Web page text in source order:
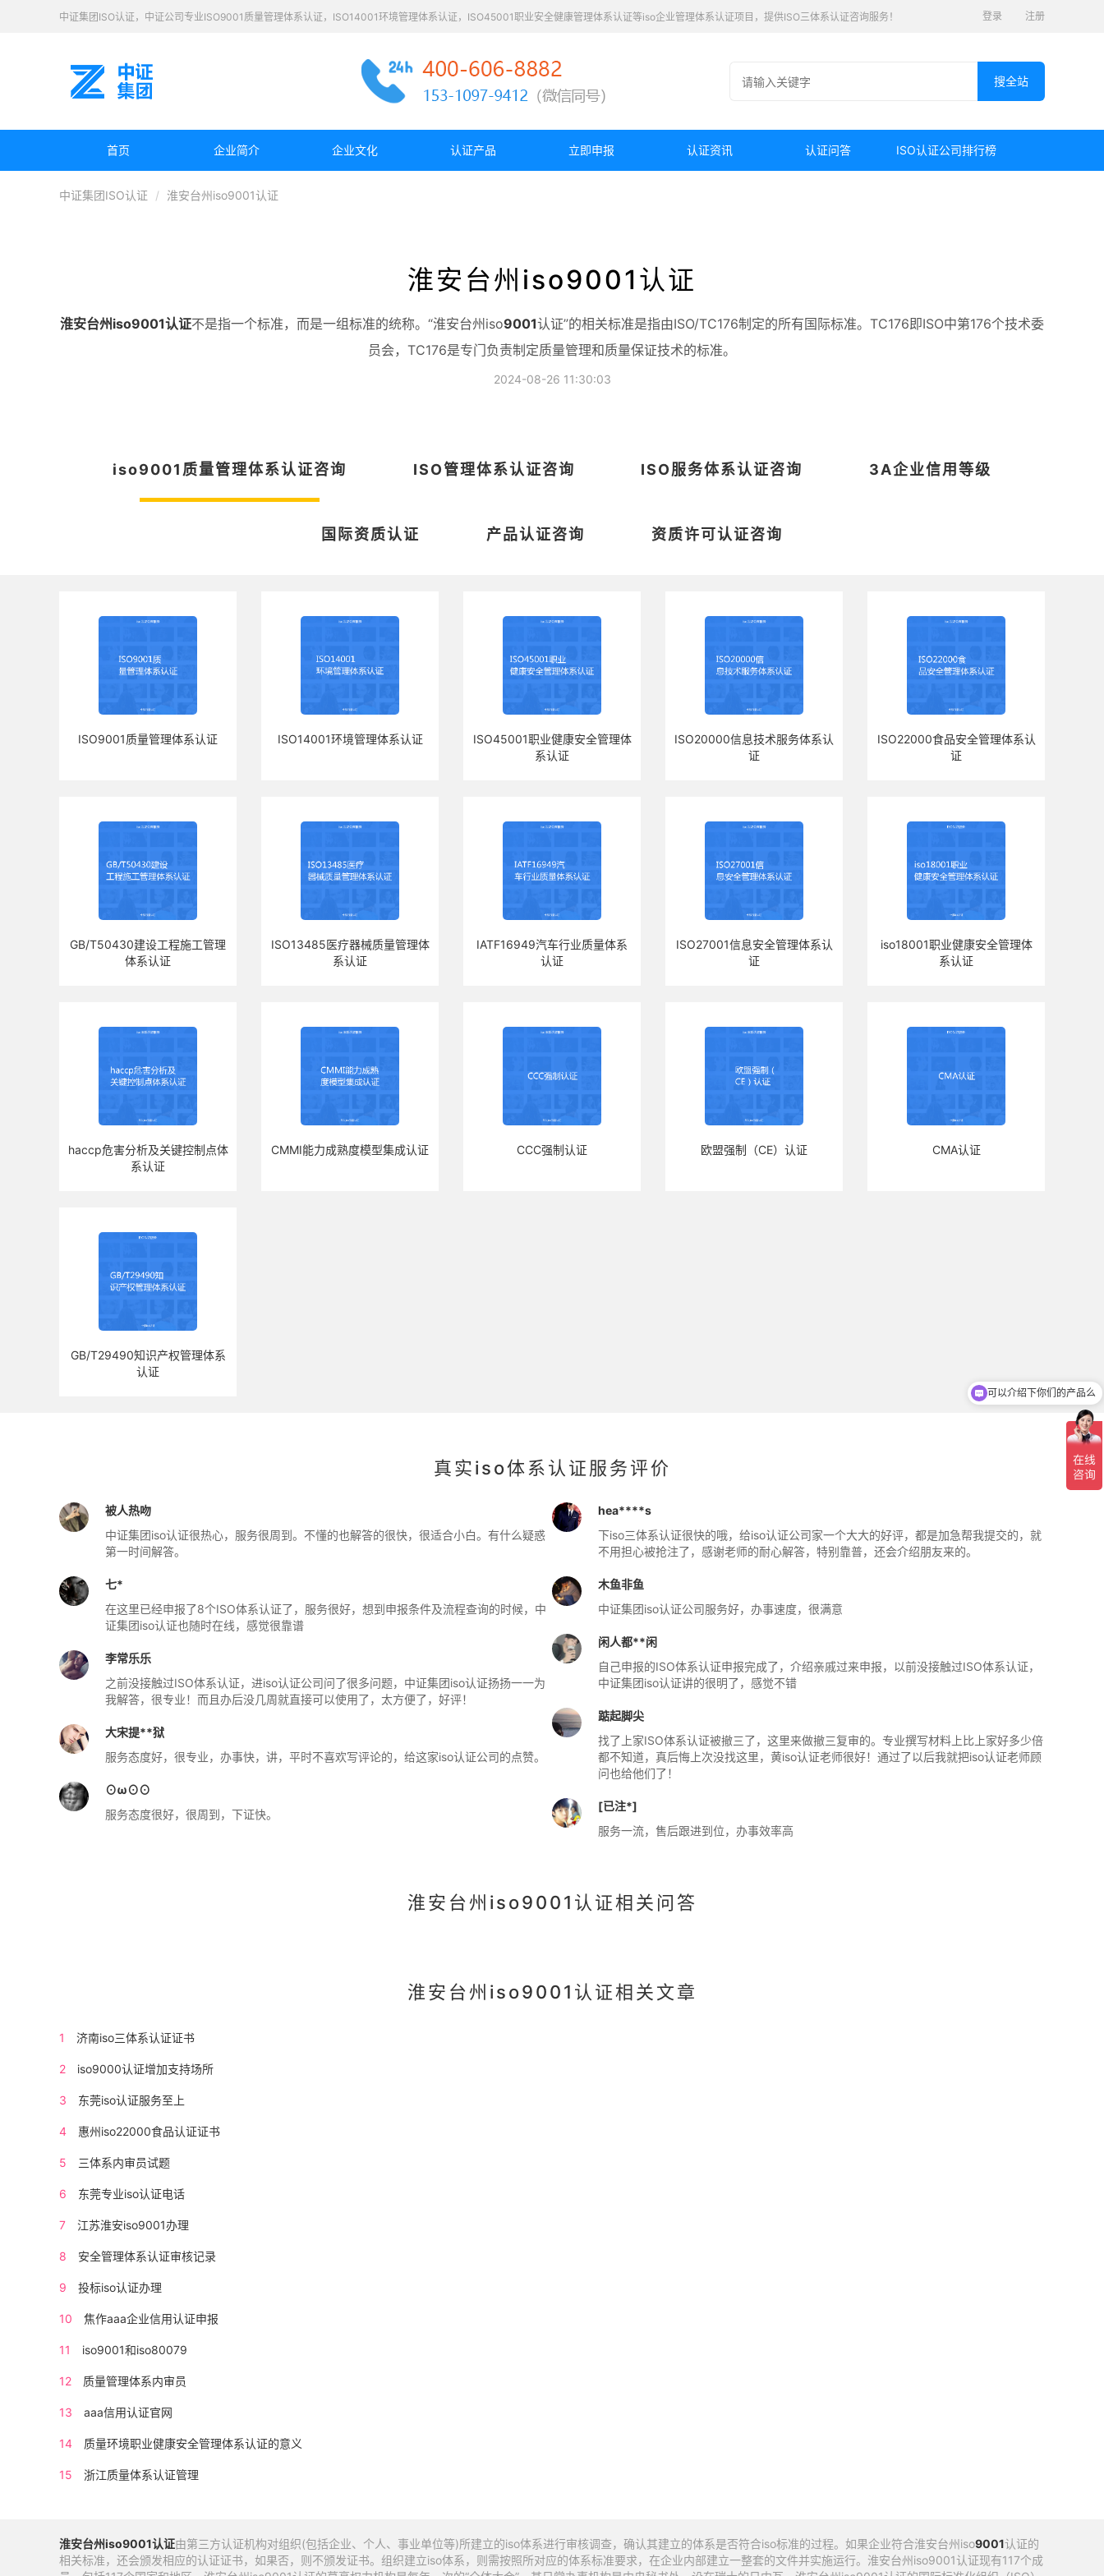
中证集团ISO认证，中证公司专业ISO9001质量管理体系认证，ISO14001环境管理体系认证，ISO45001职业安全健康管理体系认证等iso企业管理体系认证项目，提供ISO三体系认证咨询服务！ 登录 注册
首页 企业简介 企业文化 认证产品 立即申报 认证资讯 认证问答 ISO认证公司排行榜
中证集团ISO认证 淮安台州iso9001认证
淮安台州iso9001认证
淮安台州iso9001认证不是指一个标准，而是一组标准的统称。“淮安台州iso9001认证”的相关标准是指由ISO/TC176制定的所有国际标准。TC176即ISO中第176个技术委
员会，TC176是专门负责制定质量管理和质量保证技术的标准。
2024-08-26 11:30:03
iso9001质量管理体系认证咨询 ISO管理体系认证咨询 ISO服务体系认证咨询 3A企业信用等级
国际资质认证 产品认证咨询 资质许可认证咨询
ISO9001质量管理体系认证 ISO14001环境管理体系认证
ISO45001职业健康安全管理体
系认证
ISO20000信息技术服务体系认
证
ISO22000食品安全管理体系认
证
GB/T50430建设工程施工管理
体系认证
ISO13485医疗器械质量管理体
系认证
IATF16949汽车行业质量体系
认证
ISO27001信息安全管理体系认
证
iso18001职业健康安全管理体
系认证
haccp危害分析及关键控制点体
系认证
CMMI能力成熟度模型集成认证 CCC强制认证 欧盟强制（CE）认证 CMA认证
GB/T29490知识产权管理体系
认证
真实iso体系认证服务评价
被人热吻
中证集团iso认证很热心，服务很周到。不懂的也解答的很快，很适合小白。有什么疑惑
第一时间解答。
七*
在这里已经申报了8个ISO体系认证了，服务很好，想到申报条件及流程查询的时候，中
证集团iso认证也随时在线，感觉很靠谱
李常乐乐
之前没接触过ISO体系认证，进iso认证公司问了很多问题，中证集团iso认证扬扬一一为
我解答，很专业！而且办后没几周就直接可以使用了，太方便了，好评！
大宋提**狱
服务态度好，很专业，办事快，讲，平时不喜欢写评论的，给这家iso认证公司的点赞。
⊙ω⊙⊙
服务态度很好，很周到，下证快。
hea****s
下iso三体系认证很快的哦，给iso认证公司家一个大大的好评，都是加急帮我提交的，就
不用担心被抢注了，感谢老师的耐心解答，特别靠普，还会介绍朋友来的。
木鱼非鱼
中证集团iso认证公司服务好，办事速度，很满意
闲人都**闲
自己申报的ISO体系认证申报完成了，介绍亲戚过来申报，以前没接触过ISO体系认证，
中证集团iso认证讲的很明了，感觉不错
踮起脚尖
找了上家ISO体系认证被撤三了，这里来做撤三复审的。专业撰写材料上比上家好多少倍
都不知道，真后悔上次没找这里，黄iso认证老师很好！通过了以后我就把iso认证老师顾
问也给他们了！
[已注*]
服务一流，售后跟进到位，办事效率高
淮安台州iso9001认证相关问答
淮安台州iso9001认证相关文章
1 济南iso三体系认证证书
2 iso9000认证增加支持场所
3 东莞iso认证服务至上
4 惠州iso22000食品认证证书
5 三体系内审员试题
6 东莞专业iso认证电话
7 江苏淮安iso9001办理
8 安全管理体系认证审核记录
9 投标iso认证办理
10 焦作aaa企业信用认证申报
11 iso9001和iso80079
12 质量管理体系内审员
13 aaa信用认证官网
14 质量环境职业健康安全管理体系认证的意义
15 浙江质量体系认证管理
淮安台州iso9001认证由第三方认证机构对组织(包括企业、个人、事业单位等)所建立的iso体系进行审核调查，确认其建立的体系是否符合iso标准的过程。如果企业符合淮安台州iso9001认证的
相关标准，还会颁发相应的认证证书，如果否，则不颁发证书。组织建立iso体系，则需按照所对应的体系标准要求，在企业内部建立一整套的文件并实施运行。淮安台州iso9001认证现有117个成
可以介绍下你们的产品么
你们是怎么收费的呢